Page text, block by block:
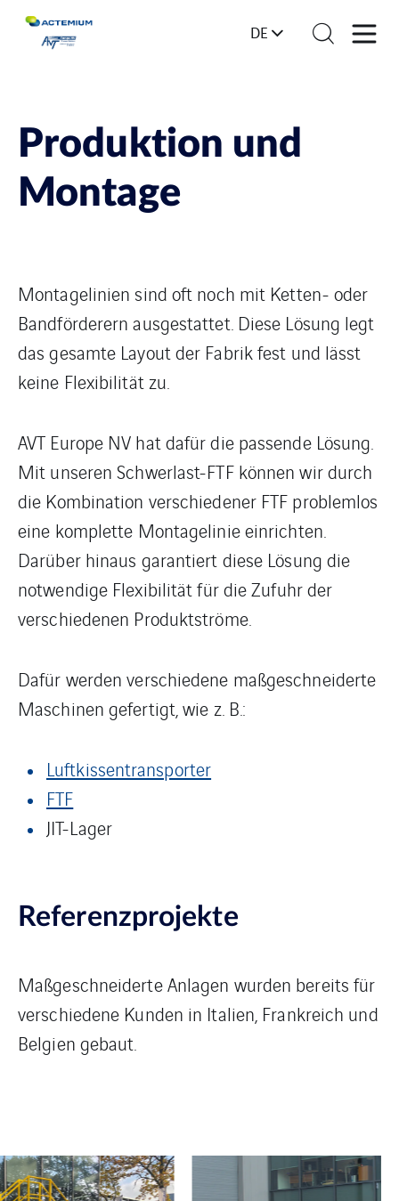
DE
Produktion und
Montage
Montagelinien sind oft noch mit Ketten- oder
Bandförderern ausgestattet. Diese Lösung legt
das gesamte Layout der Fabrik fest und lässt
keine Flexibilität zu.
AVT Europe NV hat dafür die passende Lösung.
Mit unseren Schwerlast-FTF können wir durch
die Kombination verschiedener FTF problemlos
eine komplette Montagelinie einrichten.
Darüber hinaus garantiert diese Lösung die
notwendige Flexibilität für die Zufuhr der
verschiedenen Produktströme.
Dafür werden verschiedene maßgeschneiderte
Maschinen gefertigt, wie z. B.:
Luftkissentransporter
FTF
JIT-Lager
Referenzprojekte
Maßgeschneiderte Anlagen wurden bereits für
verschiedene Kunden in Italien, Frankreich und
Belgien gebaut.